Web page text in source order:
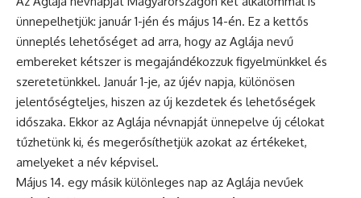
ünnepelhetjük: január 1-jén és május 14-én. Ez a kettős
ünneplés lehetőséget ad arra, hogy az Aglája nevű
embereket kétszer is megajándékozzuk figyelmünkkel és
szeretetünkkel. Január 1-je, az újév napja, különösen
jelentőségteljes, hiszen az új kezdetek és lehetőségek
időszaka. Ekkor az Aglája névnapját ünnepelve új célokat
tűzhetünk ki, és megerősíthetjük azokat az értékeket,
amelyeket a név képvisel.
Május 14. egy másik különleges nap az Aglája nevűek